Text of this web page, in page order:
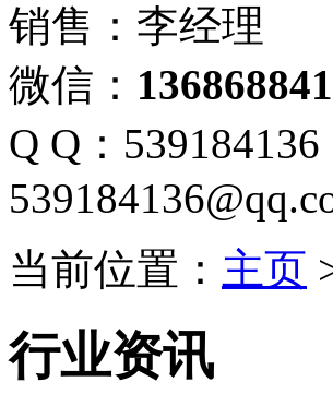
销售：李经理
微信：
Q Q：539184136
当前位置： 主页
行业资讯